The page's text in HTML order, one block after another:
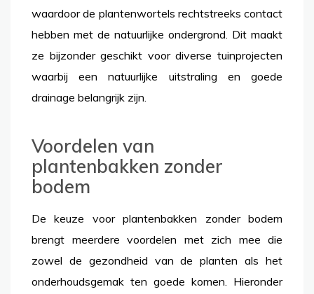
waardoor de plantenwortels rechtstreeks contact
hebben met de natuurlijke ondergrond. Dit maakt
ze bijzonder geschikt voor diverse tuinprojecten
waarbij een natuurlijke uitstraling en goede
drainage belangrijk zijn.
Voordelen van
plantenbakken zonder
bodem
De keuze voor plantenbakken zonder bodem
brengt meerdere voordelen met zich mee die
zowel de gezondheid van de planten als het
onderhoudsgemak ten goede komen. Hieronder